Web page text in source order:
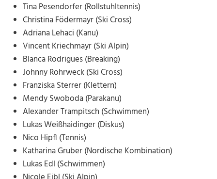
Tina Pesendorfer (Rollstuhltennis)
Christina Födermayr (Ski Cross)
Adriana Lehaci (Kanu)
Vincent Kriechmayr (Ski Alpin)
Blanca Rodrigues (Breaking)
Johnny Rohrweck (Ski Cross)
Franziska Sterrer (Klettern)
Mendy Swoboda (Parakanu)
Alexander Trampitsch (Schwimmen)
Lukas Weißhaidinger (Diskus)
Nico Hipfl (Tennis)
Katharina Gruber (Nordische Kombination)
Lukas Edl (Schwimmen)